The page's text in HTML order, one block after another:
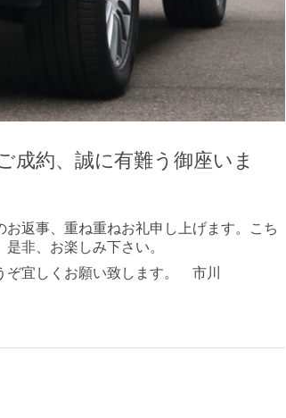
約、誠に有難う御座いま
返事、重ね重ねお礼申し上げます。こち
非、お楽しみ下さい。
ぞ宜しくお願い致します。 市川